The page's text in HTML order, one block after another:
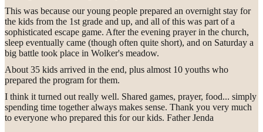
This was because our young people prepared an overnight stay for
the kids from the 1st grade and up, and all of this was part of a
sophisticated escape game. After the evening prayer in the church,
sleep eventually came (though often quite short), and on Saturday a
big battle took place in Wolker's meadow.
About 35 kids arrived in the end, plus almost 10 youths who
prepared the program for them.
I think it turned out really well. Shared games, prayer, food... simply
spending time together always makes sense. Thank you very much
to everyone who prepared this for our kids. Father Jenda